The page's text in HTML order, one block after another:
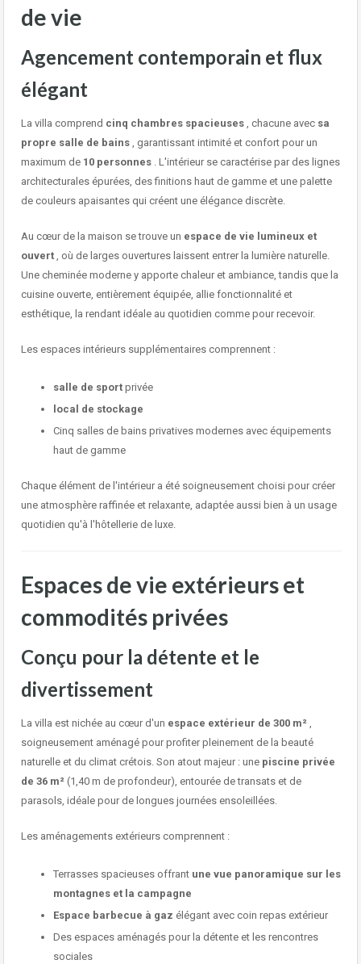
de vie
Agencement contemporain et flux
élégant
La villa comprend cinq chambres spacieuses, chacune avec sa
propre salle de bains, garantissant intimité et confort pour un
maximum de 10 personnes. L'intérieur se caractérise par des lignes
architecturales épurées, des finitions haut de gamme et une palette
de couleurs apaisantes qui créent une élégance discrète.
Au cœur de la maison se trouve un espace de vie lumineux et
ouvert, où de larges ouvertures laissent entrer la lumière naturelle.
Une cheminée moderne y apporte chaleur et ambiance, tandis que la
cuisine ouverte, entièrement équipée, allie fonctionnalité et
esthétique, la rendant idéale au quotidien comme pour recevoir.
Les espaces intérieurs supplémentaires comprennent :
salle de sportprivée
local de stockage
Cinq salles de bains privatives modernes avec équipements
haut de gamme
Chaque élément de l'intérieur a été soigneusement choisi pour créer
une atmosphère raffinée et relaxante, adaptée aussi bien à un usage
quotidien qu'à l'hôtellerie de luxe.
Espaces de vie extérieurs et
commodités privées
Conçu pour la détente et le
divertissement
La villa est nichée au cœur d'un espace extérieur de 300 m²,
soigneusement aménagé pour profiter pleinement de la beauté
naturelle et du climat crétois. Son atout majeur : une piscine privée
de 36 m²(1,40 m de profondeur), entourée de transats et de
parasols, idéale pour de longues journées ensoleillées.
Les aménagements extérieurs comprennent :
Terrasses spacieuses offrant une vue panoramique sur les
montagnes et la campagne
Espace barbecue à gaz élégant avec coin repas extérieur
Des espaces aménagés pour la détente et les rencontres
sociales